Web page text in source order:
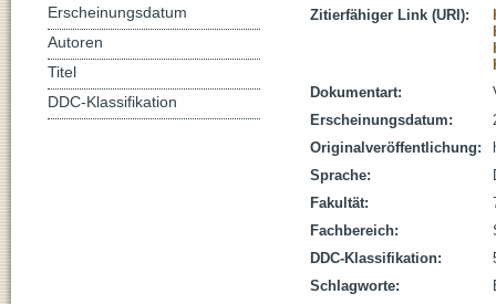
Zitierfähiger Link (URI):
Dokumentart:
Erscheinungsdatum:
Originalveröffentlichung:
Sprache:
Fakultät:
Fachbereich:
DDC-Klassifikation:
Schlagworte:
Erscheinungsdatum
Autoren
Titel
DDC-Klassifikation